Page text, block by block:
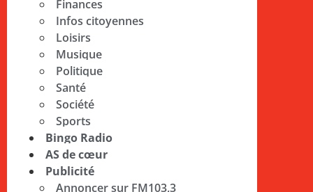
Finances
Infos citoyennes
Loisirs
Musique
Politique
Santé
Société
Sports
Bingo Radio
AS de cœur
Publicité
Annoncer sur FM103,3